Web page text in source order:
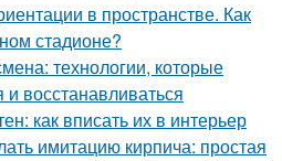
в пространстве. Как
стадионе?
технологии, которые
восстанавливаться
как вписать их в интерьер
имитацию кирпича: простая